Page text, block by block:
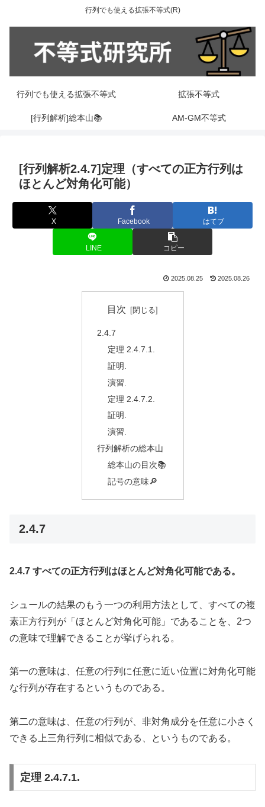
行列でも使える拡張不等式(R)
行列でも使える拡張不等式 拡張不等式
[行列解析]総本山📚 AM-GM不等式
[行列解析2.4.7]定理（すべての正方行列は
ほとんど対角化可能）
X Facebook はてブ
LINE コピー
2025.08.25 2025.08.26
目次
2.4.7
定理 2.4.7.1.
証明.
演習.
定理 2.4.7.2.
証明.
演習.
行列解析の総本山
総本山の目次📚
記号の意味🔎
2.4.7
2.4.7 すべての正方行列はほとんど対角化可能である。
シュールの結果のもう一つの利用方法として、すべての複
素正方行列が「ほとんど対角化可能」であることを、2つ
の意味で理解できることが挙げられる。
第一の意味は、任意の行列に任意に近い位置に対角化可能
な行列が存在するというものである。
第二の意味は、任意の行列が、非対角成分を任意に小さく
できる上三角行列に相似である、というものである。
定理 2.4.7.1.